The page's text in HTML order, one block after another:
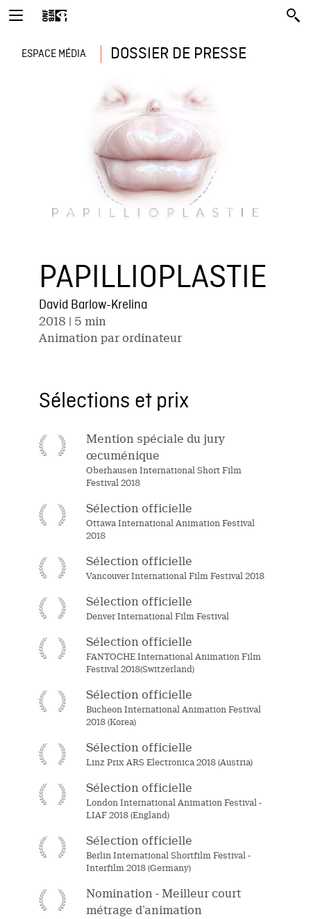
ESPACE MÉDIA DOSSIER DE PRESSE
PAPILLIOPLASTIE
David Barlow-Krelina
2018 | 5 min
Animation par ordinateur
Sélections et prix
Mention spéciale du jury
œcuménique
Oberhausen International Short Film
Festival 2018
Sélection officielle
Ottawa International Animation Festival
2018
Sélection officielle
Vancouver International Film Festival 2018
Sélection officielle
Denver International Film Festival
Sélection officielle
FANTOCHE International Animation Film
Festival 2018(Switzerland)
Sélection officielle
Bucheon International Animation Festival
2018 (Korea)
Sélection officielle
Linz Prix ARS Electronica 2018 (Austria)
Sélection officielle
London International Animation Festival -
LIAF 2018 (England)
Sélection officielle
Berlin International Shortfilm Festival -
Interfilm 2018 (Germany)
Nomination - Meilleur court
métrage d’animation